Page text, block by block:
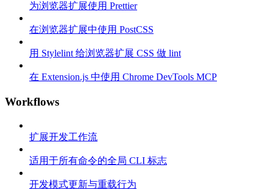
为浏览器扩展使用 Prettier
在浏览器扩展中使用 PostCSS
用 Stylelint 给浏览器扩展 CSS 做 lint
在 Extension.js 中使用 Chrome DevTools MCP
Workflows
扩展开发工作流
适用于所有命令的全局 CLI 标志
开发模式更新与重载行为